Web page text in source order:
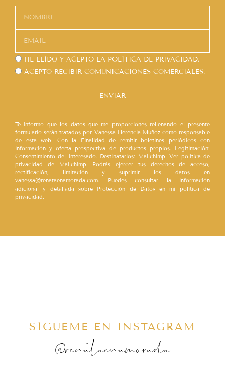
HE LEÍDO Y ACEPTO LA POLÍTICA DE PRIVACIDAD.
ACEPTO RECIBIR COMUNICACIONES COMERCIALES.
ENVIAR
Te informo que los datos que me proporciones rellenando el presente
formulario serán tratados por Vanessa Herencia Muñoz como responsable
de esta web. Con la Finalidad de remitir boletines periódicos con
información y oferta prospectiva de productos propios. Legitimación:
Consentimiento del interesado. Destinatarios: Mailchimp. Ver política de
privacidad de Mailchimp. Podrás ejercer tus derechos de acceso,
rectificación, limitación y suprimir los datos en
vanessa@renataenamorada.com. Puedes consultar la información
adicional y detallada sobre Protección de Datos en mi política de
privacidad.
SÍGUEME EN INSTAGRAM
@renataenamorada